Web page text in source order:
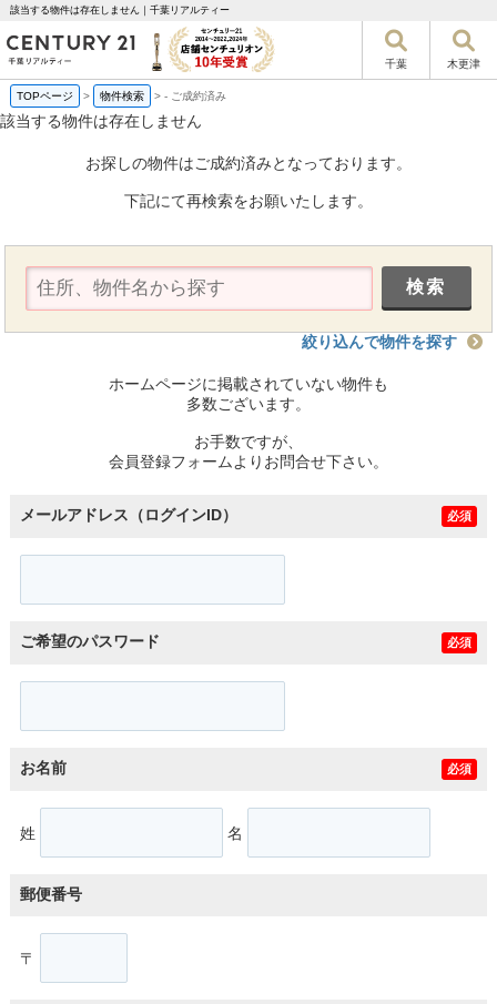
該当する物件は存在しません｜千葉リアルティー
千葉 木更津
TOPページ > 物件検索 >- ご成約済み
該当する物件は存在しません
お探しの物件はご成約済みとなっております。
下記にて再検索をお願いたします。
絞り込んで物件を探す
ホームページに掲載されていない物件も
多数ございます。
お手数ですが、
会員登録フォームよりお問合せ下さい。
メールアドレス（ログインID） 必須
ご希望のパスワード 必須
お名前 必須
姓 名
郵便番号
〒